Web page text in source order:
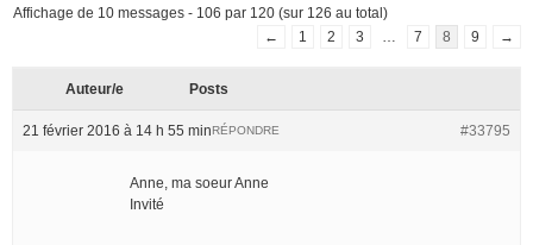
Affichage de 10 messages - 106 par 120 (sur 126 au total)
←
1 2 3 7 8 9 →
Auteur/e Posts
21 février 2016 à 14 h 55 min #33795
RÉPONDRE
Anne, ma soeur Anne
Invité